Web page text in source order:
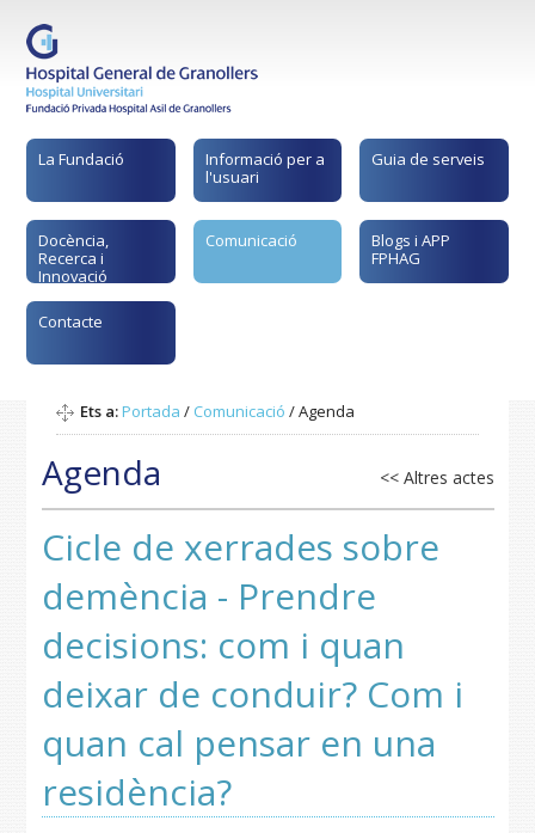
La Fundació
Informació per a
l'usuari
Guia de serveis
Docència,
Recerca i
Innovació
Comunicació
Blogs i APP
FPHAG
Contacte
Ets a:Portada / Comunicació /Agenda
Agenda << Altres actes
Cicle de xerrades sobre
demència - Prendre
decisions: com i quan
deixar de conduir? Com i
quan cal pensar en una
residència?